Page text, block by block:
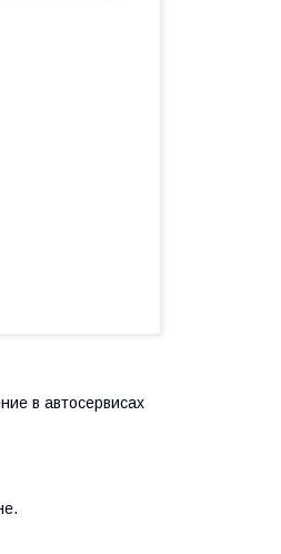
в автосервисах